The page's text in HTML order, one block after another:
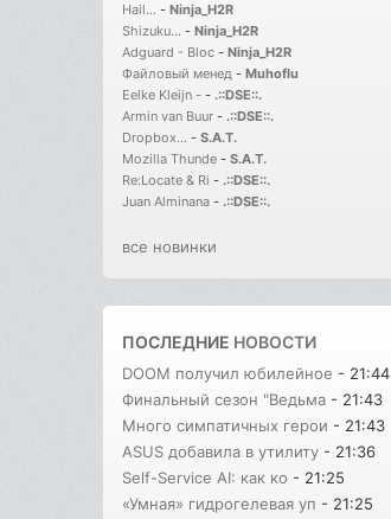
Hail... - Ninja_H2R
Shizuku... - Ninja_H2R
Adguard - Bloc - Ninja_H2R
Файловый менед - Muhoflu
Eelke Kleijn - - .::DSE::.
Armin van Buur - .::DSE::.
Dropbox... - S.A.T.
Mozilla Thunde - S.A.T.
Re:Locate & Ri - .::DSE::.
Juan Alminana - .::DSE::.
все новинки
ПОСЛЕДНИЕ НОВОСТИ
DOOM получил юбилейное - 21:44
Финальный сезон "Ведьма - 21:43
Много симпатичных герои - 21:43
ASUS добавила в утилиту - 21:36
Self-Service AI: как ко - 21:25
«Умная» гидрогелевая уп - 21:25